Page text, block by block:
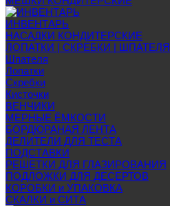
ИНВЕНТАРЬ
НАСАДКИ КОНДИТЕРСКИЕ
ЛОПАТКИ | СКРЕБКИ | ШПАТЕЛЯ
Шпателя
Лопатки
Скребки
Кисточки
ВЕНЧИКИ
МЕРНЫЕ ЁМКОСТИ
БОРДЮРАНАЯ ЛЕНТА
ДЕЛИТЕЛИ ДЛЯ ТЕСТА
ПОДСТАВКИ
РЕШЕТКИ ДЛЯ ГЛАЗИРОВАНИЯ
ПОДЛОЖКИ ДЛЯ ДЕСЕРТОВ
КОРОБКИ и УПАКОВКА
СКАЛКИ и СИТА